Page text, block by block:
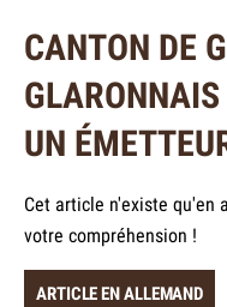
CANTON DE
UN
Cet article n'existe qu'en
votre compréhension !
ARTICLE EN ALLEMAND